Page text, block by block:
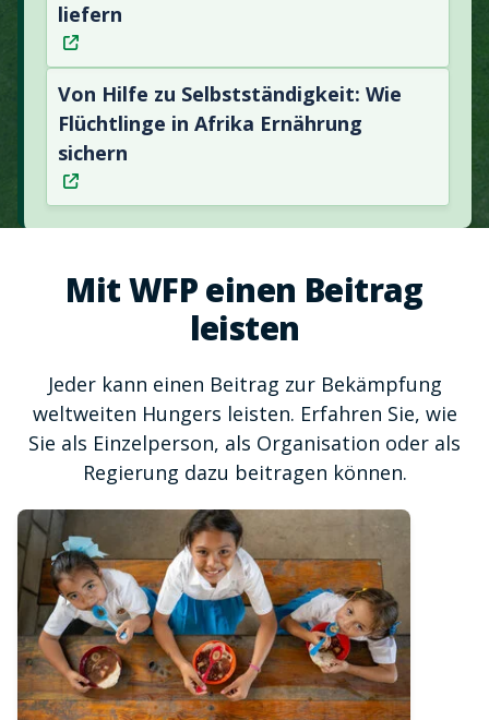
liefern
Von Hilfe zu Selbstständigkeit: Wie
Flüchtlinge in Afrika Ernährung
sichern
Mit WFP einen Beitrag
leisten
Jeder kann einen Beitrag zur Bekämpfung
weltweiten Hungers leisten. Erfahren Sie, wie
Sie als Einzelperson, als Organisation oder als
Regierung dazu beitragen können.